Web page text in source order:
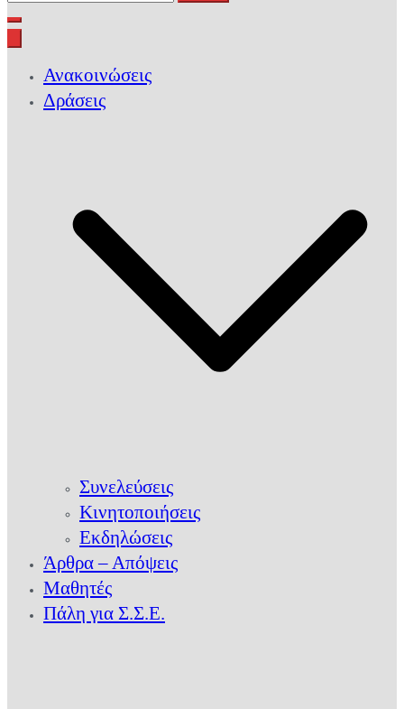
for:
Ανακοινώσεις
Δράσεις
Συνελεύσεις
Κινητοποιήσεις
Εκδηλώσεις
Άρθρα – Απόψεις
Μαθητές
Πάλη για Σ.Σ.Ε.